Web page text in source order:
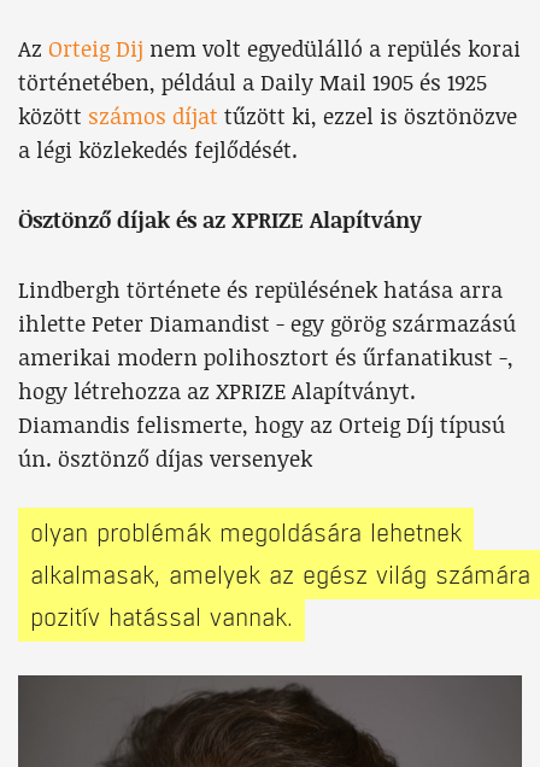
Az Orteig Dij nem volt egyedülálló a repülés korai
történetében, például a Daily Mail 1905 és 1925
között számos díjat tűzött ki, ezzel is ösztönözve
a légi közlekedés fejlődését.
Ösztönző díjak és az XPRIZE Alapítvány
Lindbergh története és repülésének hatása arra
ihlette Peter Diamandist - egy görög származású
amerikai modern polihosztort és űrfanatikust -,
hogy létrehozza az XPRIZE Alapítványt.
Diamandis felismerte, hogy az Orteig Díj típusú
ún. ösztönző díjas versenyek
olyan problémák megoldására lehetnek
alkalmasak, amelyek az egész világ számára
pozitív hatással vannak.